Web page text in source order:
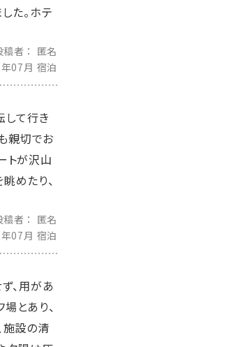
た。ホテ
稿者
匿名
07月 宿泊
して行き
親切でお
トが沢山
めたり、
稿者
匿名
07月 宿泊
、用があ
とあり、
施設の清